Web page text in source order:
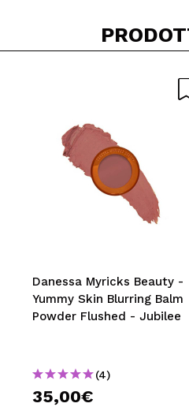
Danessa Myricks Beauty -
Yummy Skin Blurring Balm
Powder Flushed - Jubilee
(4)
35,00€